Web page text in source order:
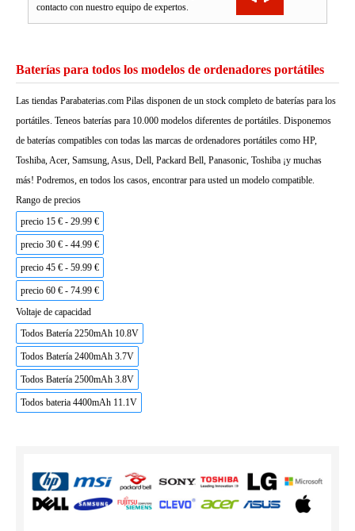
contacto con nuestro equipo de expertos.
Baterías para todos los modelos de ordenadores portátiles
Las tiendas Parabaterias.com Pilas disponen de un stock completo de baterías para los
portátiles. Teneos baterías para 10.000 modelos diferentes de portátiles. Disponemos
de baterías compatibles con todas las marcas de ordenadores portátiles como HP,
Toshiba, Acer, Samsung, Asus, Dell, Packard Bell, Panasonic, Toshiba ¡y muchas
más! Podremos, en todos los casos, encontrar para usted un modelo compatible.
Rango de precios
precio 15 € - 29.99 €
precio 30 € - 44.99 €
precio 45 € - 59.99 €
precio 60 € - 74.99 €
Voltaje de capacidad
Todos Batería 2250mAh 10.8V
Todos Batería 2400mAh 3.7V
Todos Batería 2500mAh 3.8V
Todos bateria 4400mAh 11.1V